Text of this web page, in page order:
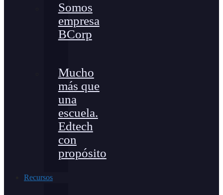
Somos
empresa
BCorp
Mucho
más que
una
escuela.
Edtech
con
propósito
Recursos